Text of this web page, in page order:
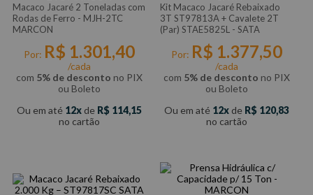
Macaco Jacaré 2 Toneladas com
Rodas de Ferro - MJH-2TC
MARCON
Por: R$ 1.301,40
/cada
com 5% de desconto no PIX
ou Boleto
Ou em até 12 de R$ 114,15
no cartão
Kit Macaco Jacaré Rebaixado
3T ST97813A + Cavalete 2T
(Par) STAE5825L - SATA
Por: R$ 1.377,50
/cada
com 5% de desconto no PIX
ou Boleto
Ou em até 12 de R$ 120,83
no cartão